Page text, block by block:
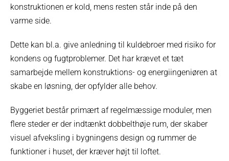
konstruktionen er kold, mens resten står inde på den
varme side.
Dette kan bl.a. give anledning til kuldebroer med risiko for
kondens og fugtproblemer. Det har krævet et tæt
samarbejde mellem konstruktions- og energi­ingeniøren at
skabe en løsning, der opfylder alle behov.
Byggeriet består primært af regelmæssige moduler, men
flere steder er der indtænkt dobbelthøje rum, der skaber
visuel afveksling i bygningens design og rummer de
funktioner i huset, der kræver højt til loftet.